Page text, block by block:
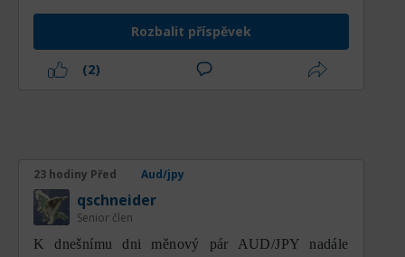
poměrně hluboké korekce. Přestože po
dotyku nejnižší úrovně došlo k odrazu,
aktuální cena se stále nachází pod
klouzavým průměrem 100 (MA100), zatímco
trend ještě zcela neztratil svůj býčí
charakter, protože cena se stále drží nad
MA200.
Rozbalit příspěvek
(2)
23 hodiny Před Aud/jpy
qschneider
Senior člen
K dnešnímu dni měnový pár AUD/JPY nadále